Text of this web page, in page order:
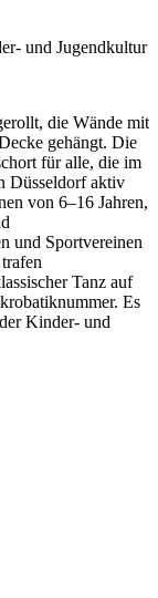
und Jugendkultur
die Wände mit
gehängt. Die
für alle, die im
Düsseldorf aktiv
von 6–16 Jahren,
und Sportvereinen
Tanz auf
Es
Kinder- und